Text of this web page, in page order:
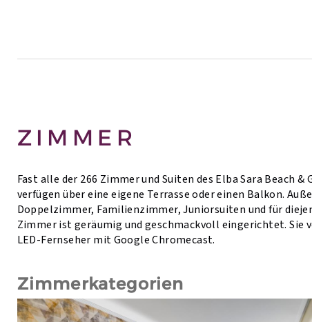
ZIMMER
Fast alle der 266 Zimmer und Suiten des Elba Sara
verfügen über eine eigene Terrasse oder einen Balkon.
Doppelzimmer, Familienzimmer, Juniorsuiten und für
Zimmer ist geräumig und geschmackvoll eingerichtet. Sie
LED-Fernseher mit Google Chromecast.
Zimmerkategorien